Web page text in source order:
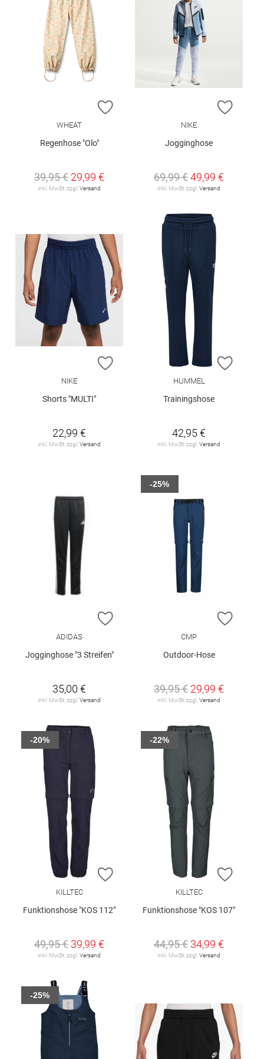
ZUR WUNSCHLISTE HINZUFÜGEN
WHEAT
Regenhose "Olo"
39,95 € 29,99 €
inkl. MwSt. zzgl. Versand
ZUR
NIKE
Jogginghose
69,99 €49,99 €
inkl. MwSt. zzgl. Versand
ZUR WUNSCHLISTE HINZUFÜGEN
NIKE
Shorts "MULTI"
22,99 €
inkl. MwSt. zzgl. Versand
ZUR
HUMMEL
Trainingshose
42,95 €
inkl. MwSt. zzgl. Versand
ZUR WUNSCHLISTE HINZUFÜGEN
ADIDAS
Jogginghose "3 Streifen"
35,00 €
inkl. MwSt. zzgl. Versand
ZUR
CMP
Outdoor-Hose
39,95 € 29,99 €
inkl. MwSt. zzgl. Versand
-25%
ZUR WUNSCHLISTE HINZUFÜGEN
KILLTEC
Funktionshose "KOS 112"
49,95 € 39,99 €
inkl. MwSt. zzgl.Versand
-20%
ZUR
KILLTEC
Funktionshose "KOS 107"
44,95 € 34,99 €
inkl. MwSt. zzgl.Versand
-22%
-25%